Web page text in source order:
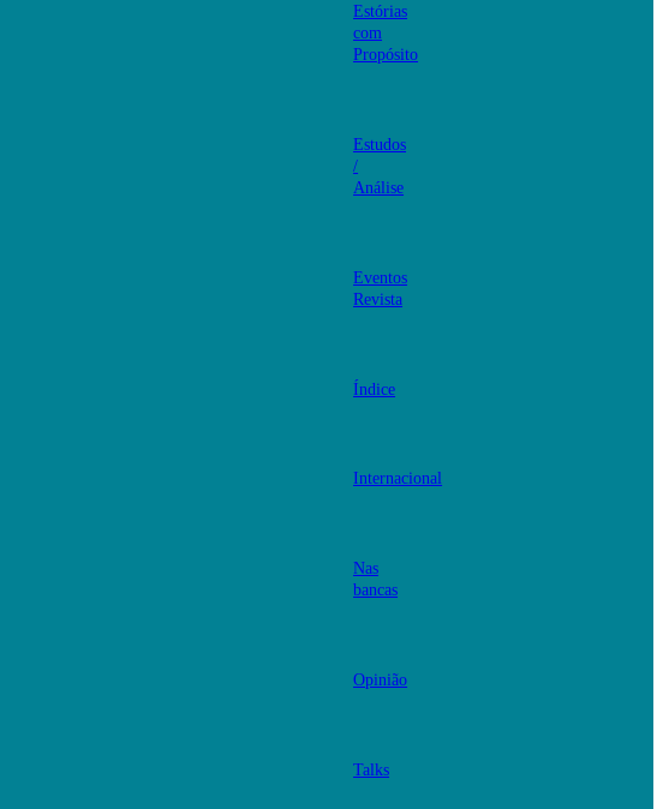
Estórias
com
Propósito
Estudos
/
Análise
Eventos
Revista
Índice
Internacional
Nas
bancas
Opinião
Talks